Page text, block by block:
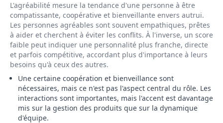
L'agréabilité mesure la tendance d'une personne à être
compatissante, coopérative et bienveillante envers autrui.
Les personnes agréables sont souvent empathiques, prêtes
à aider et cherchent à éviter les conflits. À l'inverse, un score
faible peut indiquer une personnalité plus franche, directe
et parfois compétitive, accordant plus d'importance à leurs
besoins qu'à ceux des autres.
Une certaine coopération et bienveillance sont
nécessaires, mais ce n'est pas l'aspect central du rôle. Les
interactions sont importantes, mais l'accent est davantage
mis sur la gestion des produits que sur la dynamique
d'équipe.